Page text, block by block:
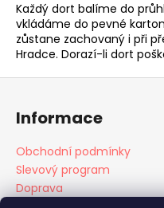
Každý dort balíme do
vkládáme do pevné
zůstane zachovaný i při
Hradce. Dorazí-li dort
í
Informace
Obchodní podmínky
Slevový program
Doprava